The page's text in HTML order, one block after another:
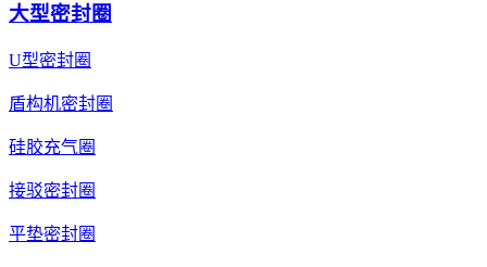
大型密封圈
U型密封圈
盾构机密封圈
硅胶充气圈
接驳密封圈
平垫密封圈